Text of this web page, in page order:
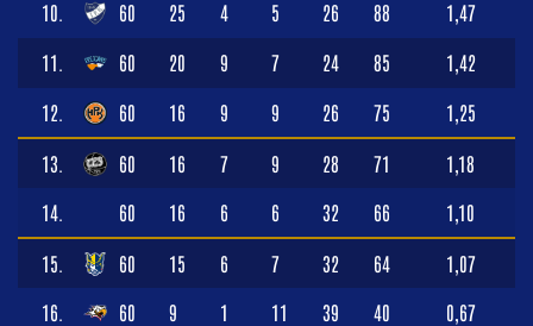
10. 60 25 4 5 26 88 1,47
11. 60 20 9 7 24 85 1,42
12. 60 16 9 9 26 75 1,25
13. 60 16 7 9 28 71 1,18
14. 60 16 6 6 32 66 1,10
15. 60 15 6 7 32 64 1,07
16. 60 9 1 11 39 40 0,67